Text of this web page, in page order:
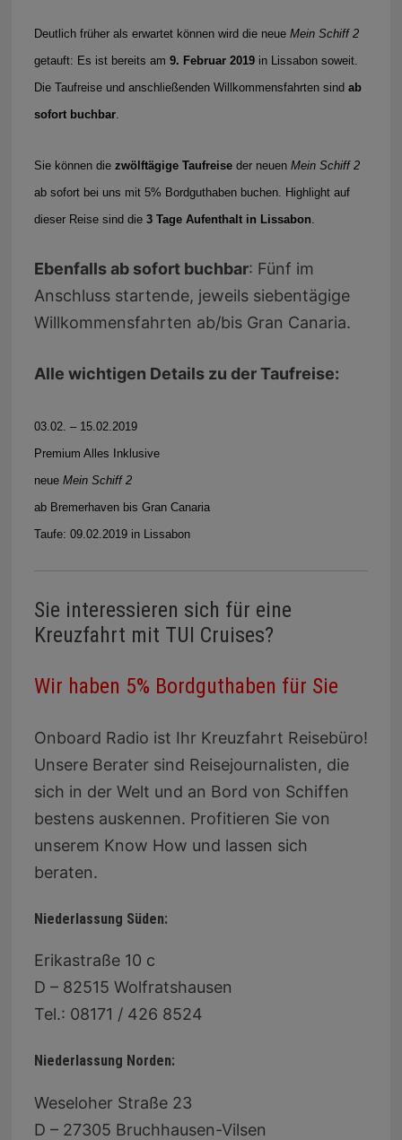
Deutlich früher als erwartet können wird die neue Mein Schiff 2
getauft: Es ist bereits am 9. Februar 2019in Lissabon soweit.
Die Taufreise und anschließenden Willkommensfahrten sind ab
sofort buchbar.
Sie können die zwölftägige Taufreiseder neuen Mein Schiff 2
ab sofort bei uns mit 5% Bordguthaben buchen. Highlight auf
dieser Reise sind die 3 Tage Aufenthalt in Lissabon.
Ebenfalls ab sofort buchbar: Fünf im
Anschluss startende, jeweils siebentägige
Willkommensfahrten ab/bis Gran Canaria.
Alle wichtigen Details zu der Taufreise:
03.02. – 15.02.2019
Premium Alles Inklusive
neue Mein Schiff 2
ab Bremerhaven bis Gran Canaria
Taufe: 09.02.2019 in Lissabon
Sie interessieren sich für eine
Kreuzfahrt mit TUI Cruises?
Wir haben 5% Bordguthaben für Sie
Onboard Radio ist Ihr Kreuzfahrt Reisebüro!
Unsere Berater sind Reisejournalisten, die
sich in der Welt und an Bord von Schiffen
bestens auskennen. Profitieren Sie von
unserem Know How und lassen sich
beraten.
Niederlassung Süden:
Erikastraße 10 c
D – 82515 Wolfratshausen
Tel.: 08171 / 426 8524
Niederlassung Norden:
Weseloher Straße 23
D – 27305 Bruchhausen-Vilsen